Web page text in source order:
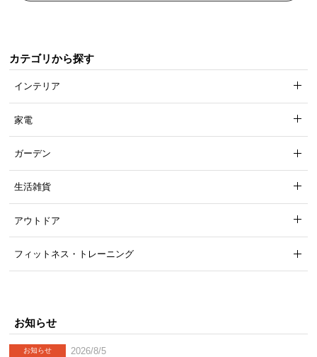
カテゴリから探す
インテリア
家電
ガーデン
生活雑貨
アウトドア
フィットネス・トレーニング
お知らせ
お知らせ
2026/8/5